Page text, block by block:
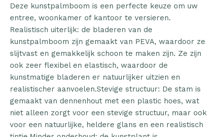
Deze kunstpalmboom is een perfecte keuze om uw
entree, woonkamer of kantoor te versieren.
Realistisch uiterlijk: de bladeren van de
kunstpalmboom zijn gemaakt van PEVA, waardoor ze
slijtvast en gemakkelijk schoon te maken zijn. Ze zijn
ook zeer flexibel en elastisch, waardoor de
kunstmatige bladeren er natuurlijker uitzien en
realistischer aanvoelen.Stevige structuur: De stam is
gemaakt van dennenhout met een plastic hoes, wat
niet alleen zorgt voor een stevige structuur, maar ook
voor een natuurlijke, heldere glans en een realistisch